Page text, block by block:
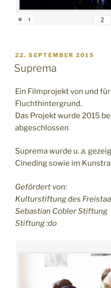
« ‹
VERÖFFENTLICHT
AM
22. SEPTEMBER 2015
Suprema
Ein Filmprojekt von und
Fluchthintergrund.
Das Projekt wurde 2015
abgeschlossen
Suprema wurde u. a.
Cineding sowie im
Gefördert von:
Kulturstiftung des
Sebastian Cobler Stiftung
Stiftung :do